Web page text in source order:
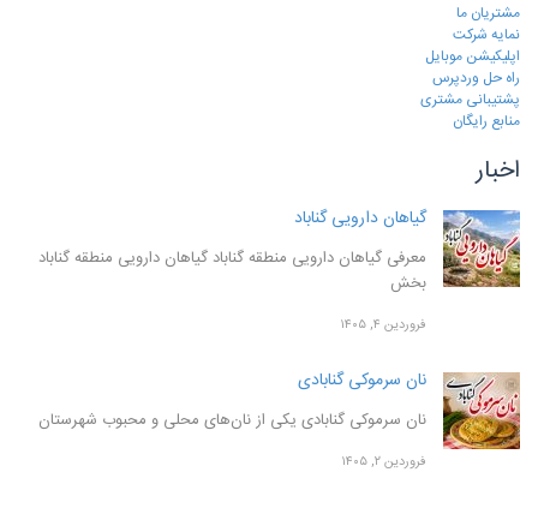
مشتریان ما
نمایه شرکت
اپلیکیشن موبایل
راه حل وردپرس
پشتیبانی مشتری
منابع رایگان
اخبار
گیاهان دارویی گناباد
معرفی گیاهان دارویی منطقه گناباد گیاهان دارویی منطقه گناباد
بخش
فروردین ۴, ۱۴۰۵
نان سرموکی گنابادی
نان سرموکی گنابادی یکی از نان‌های محلی و محبوب شهرستان
فروردین ۲, ۱۴۰۵